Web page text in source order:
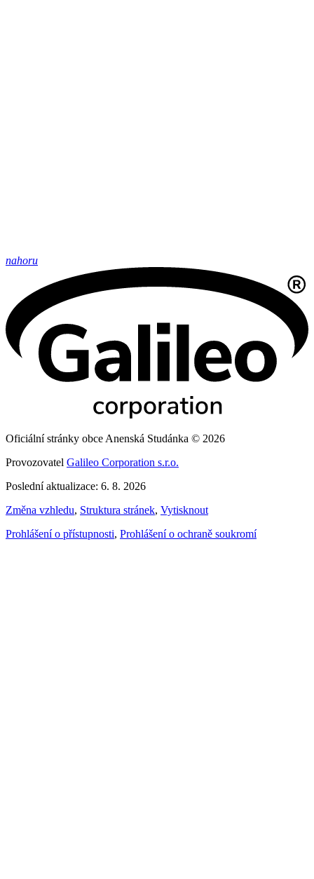
nahoru
Oficiální stránky obce Anenská Studánka © 2026
Provozovatel Galileo Corporation s.r.o.
Poslední aktualizace: 6. 8. 2026
Změna vzhledu, Struktura stránek, Vytisknout
Prohlášení o přístupnosti, Prohlášení o ochraně soukromí